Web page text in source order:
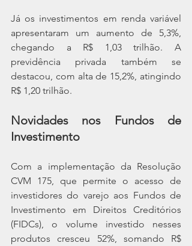
Já os investimentos em renda variável
apresentaram um aumento de 5,3%,
chegando a R$ 1,03 trilhão. A
previdência privada também se
destacou, com alta de 15,2%, atingindo
R$ 1,20 trilhão.
Novidades nos Fundos de
Investimento
Com a implementação da Resolução
CVM 175, que permite o acesso de
investidores do varejo aos Fundos de
Investimento em Direitos Creditórios
(FIDCs), o volume investido nesses
produtos cresceu 52%, somando R$